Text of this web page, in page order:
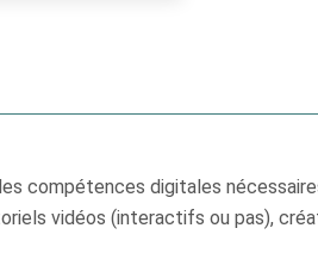
compétences digitales
vidéos (interactifs ou pas),